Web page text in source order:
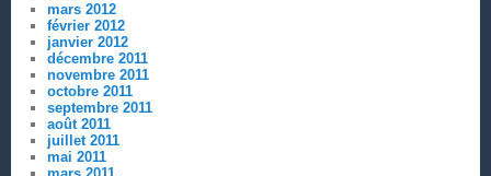
mars 2012
février 2012
janvier 2012
décembre 2011
novembre 2011
octobre 2011
septembre 2011
août 2011
juillet 2011
mai 2011